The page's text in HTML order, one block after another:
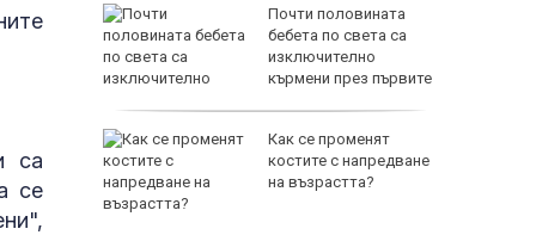
са
се
1
Почти половината
бебета по света са
изключително
кърмени през първите
Как се променят
костите с напредване
на възрастта?